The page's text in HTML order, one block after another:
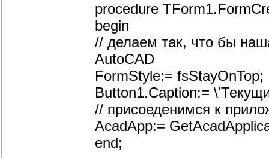
procedure
begin
// делаем так, что бы
AutoCAD
FormStyle:= fsStayOnTop;
Button1.Caption:=
// присоеденимся к
AcadApp:=
end;